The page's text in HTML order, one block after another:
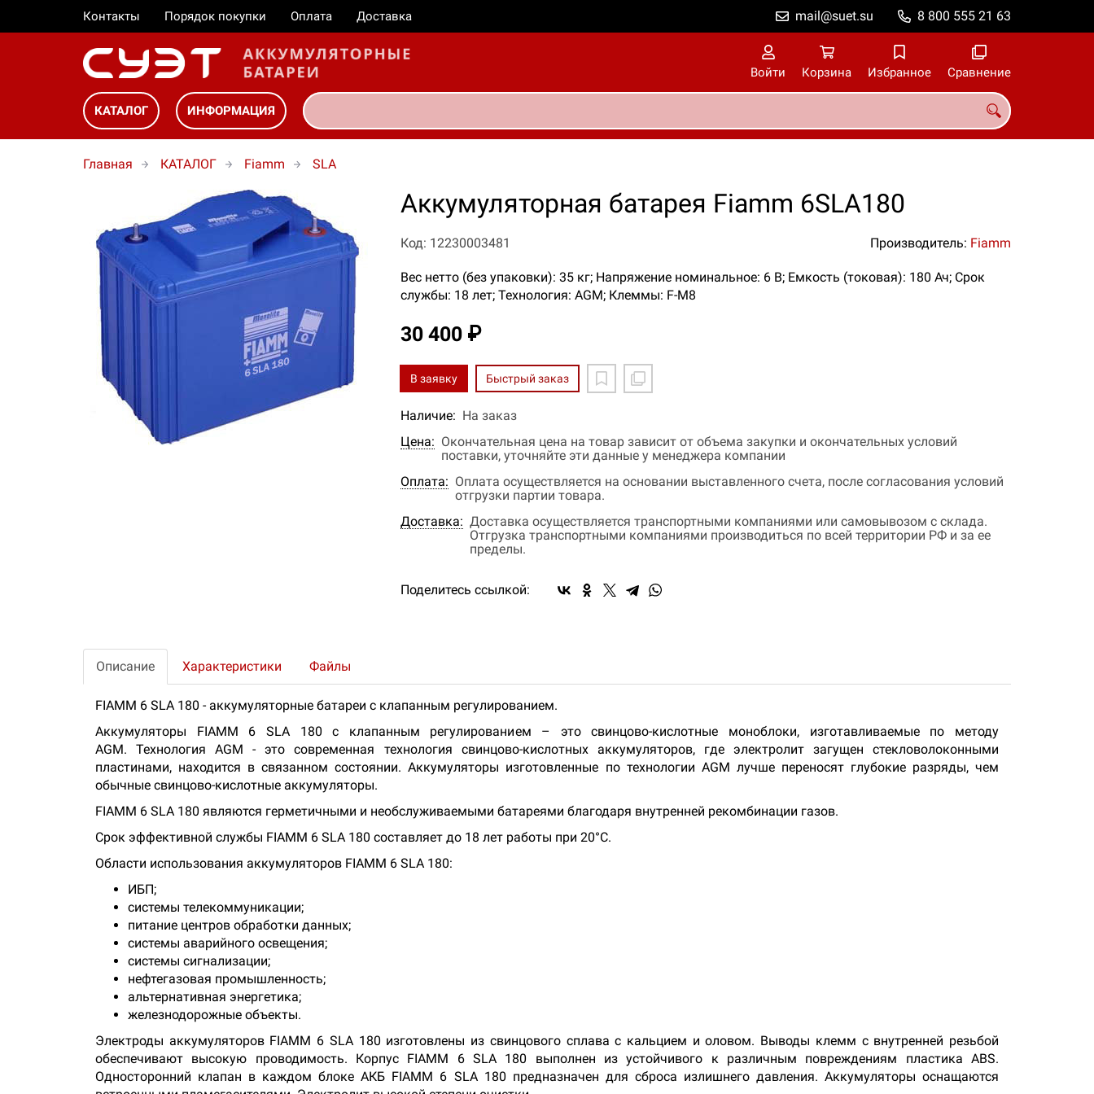
Контакты Порядок покупки Оплата Доставка 8 800 555 21 63
mail@suet.su
Войти Корзина Избранное Сравнение
КАТАЛОГ ИНФОРМАЦИЯ
Главная КАТАЛОГ Fiamm SLA
Аккумуляторная батарея Fiamm 6SLA180
Код: 12230003481 Производитель: Fiamm
Вес нетто (без упаковки): 35 кг; Напряжение номинальное: 6 В; Емкость (токовая): 180 Ач; Срок
службы: 18 лет; Технология: AGM; Клеммы: F-M8
30 400 ₽
В заявку Быстрый заказ
Наличие: На заказ
Цена: Окончательная цена на товар зависит от объема закупки и окончательных условий
поставки, уточняйте эти данные у менеджера компании
Оплата: Оплата осуществляется на основании выставленного счета, после согласования условий
отгрузки партии товара.
Доставка: Доставка осуществляется транспортными компаниями или самовывозом с склада.
Отгрузка транспортными компаниями производиться по всей территории РФ и за ее
пределы.
Поделитесь ссылкой:
Описание Характеристики Файлы
FIAMM 6 SLA 180 - аккумуляторные батареи с клапанным регулированием.
Аккумуляторы FIAMM 6 SLA 180 с клапанным регулированием – это свинцово-кислотные моноблоки, изготавливаемые по методу
AGM. Технология AGM - это современная технология свинцово-кислотных аккумуляторов, где электролит загущен стекловолоконными
пластинами, находится в связанном состоянии. Аккумуляторы изготовленные по технологии AGM лучше переносят глубокие разряды, чем
обычные свинцово-кислотные аккумуляторы.
FIAMM 6 SLA 180 являются герметичными и необслуживаемыми батареями благодаря внутренней рекомбинации газов.
Срок эффективной службы FIAMM 6 SLA 180 составляет до 18 лет работы при 20°C.
Области использования аккумуляторов FIAMM 6 SLA 180:
ИБП;
системы телекоммуникации;
питание центров обработки данных;
системы аварийного освещения;
системы сигнализации;
нефтегазовая промышленность;
альтернативная энергетика;
железнодорожные объекты.
Электроды аккумуляторов FIAMM 6 SLA 180 изготовлены из свинцового сплава с кальцием и оловом. Выводы клемм с внутренней резьбой
обеспечивают высокую проводимость. Корпус FIAMM 6 SLA 180 выполнен из устойчивого к различным повреждениям пластика ABS.
Односторонний клапан в каждом блоке АКБ FIAMM 6 SLA 180 предназначен для сброса излишнего давления. Аккумуляторы оснащаются